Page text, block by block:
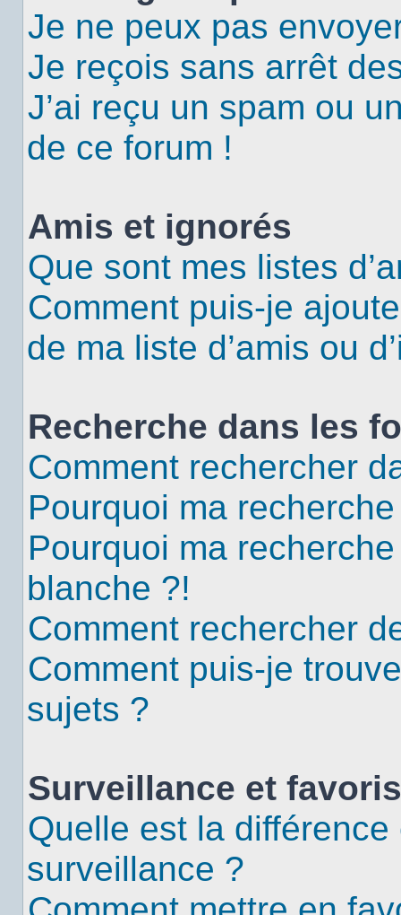
Je ne peux pas
Je reçois sans arrêt
J’ai reçu un spam ou
de ce forum !
Amis et ignorés
Que sont mes listes
Comment puis-je
de ma liste d’amis ou
Recherche dans les
Comment rechercher
Pourquoi ma
Pourquoi ma
blanche ?!
Comment rechercher
Comment puis-je
sujets ?
Surveillance et favoris
Quelle est la
surveillance ?